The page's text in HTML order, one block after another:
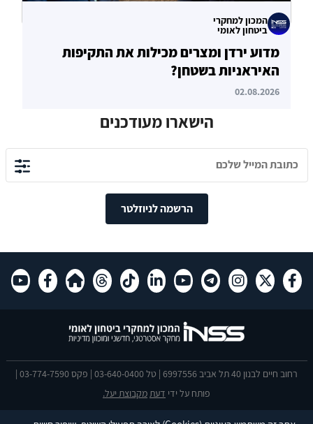
המכון למחקרי
ביטחון לאומי
מדוע ירדן ומצרים מכילות את התקיפות
האיראניות בשטחן?
02.08.2026
הישארו מעודכנים
הרשמה לניוזלטר
רחוב חיים לבנון 40 תל אביב 6997556 | טל 03-640-0400 | פקס 03-774-7590 |
פותח על ידי דעתמקבוצת יעל.